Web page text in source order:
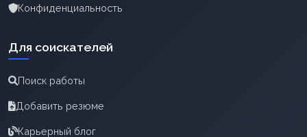
Конфиденциальность
Для соискателей
Поиск работы
Добавить резюме
Карьерный блог